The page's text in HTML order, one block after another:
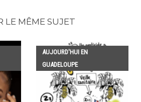
LE MÊME SUJET
AUJOURD'HUI EN
GUADELOUPE